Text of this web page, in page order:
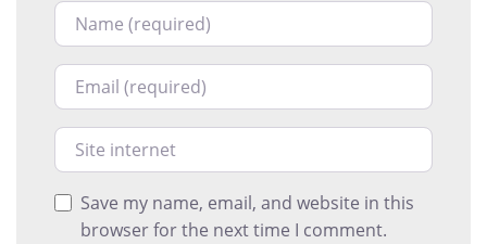
Nom
Courriel
Site internet
Save my name, email, and website in this
browser for the next time I comment.